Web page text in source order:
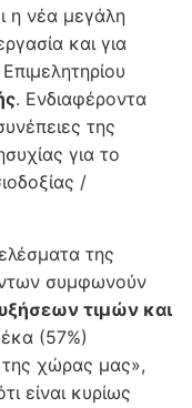
η νέα μεγάλη
και για
. Ενδιαφέροντα
της
για το
/
της
συμφωνούν
τιμών και
(57%)
της χώρας μας»,
είναι κυρίως